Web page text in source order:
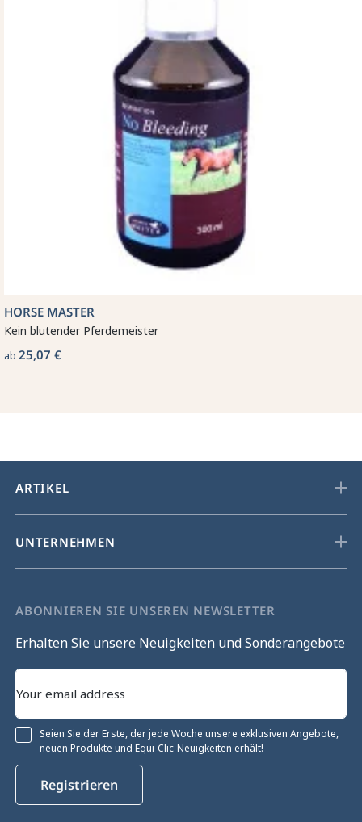
HORSE MASTER
Kein blutender Pferdemeister
ab 25,07 €
ARTIKEL
UNTERNEHMEN
ABONNIEREN SIE UNSEREN NEWSLETTER
Erhalten Sie unsere Neuigkeiten und Sonderangebote
Seien Sie der Erste, der jede Woche unsere exklusiven Angebote,
neuen Produkte und Equi-Clic-Neuigkeiten erhält!
Registrieren